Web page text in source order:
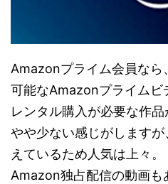
Amazonプライム会員なら
可能なAmazonプライムビ
レンタル購入が必要な作
やや少ない感じがします
えているため人気は上々。
Amazon独占配信の動画も